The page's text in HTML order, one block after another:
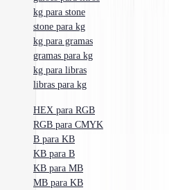
kg para stone
stone para kg
kg para gramas
gramas para kg
kg para libras
libras para kg
HEX para RGB
RGB para CMYK
B para KB
KB para B
KB para MB
MB para KB